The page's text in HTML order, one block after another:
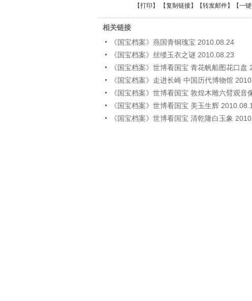
【打印 】 【复制链接】【转发邮件】 【一
相关链接
《国宝档案》燕国青铜瑰宝 2010.08.24
《国宝档案》丝缕玉衣之谜 2010.08.23
《国宝档案》世博看国宝 青花帆船图花口盘
《国宝档案》走进长崎 中国历代博物馆
《国宝档案》世博看国宝 敦煌木雕六臂观音
《国宝档案》世博看国宝 美玉生辉
《国宝档案》世博看国宝 清乾隆白玉象